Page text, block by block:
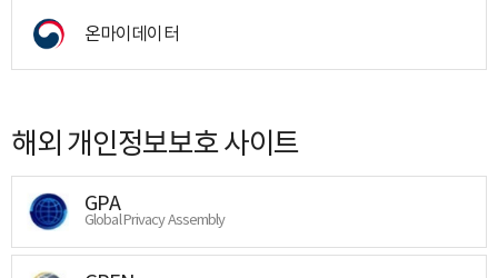
온마이데이터
해외 개인정보보호 사이트
GPA
Global Privacy Assembly